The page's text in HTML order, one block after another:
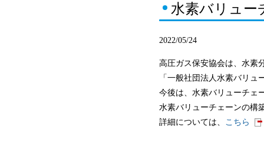
水素バリュー
2022/05/24
高圧ガス保安協会は、水素
「一般社団法人水素バリ
今後は、水素バリューチェ
水素バリューチェーンの構
詳細については、
こちら